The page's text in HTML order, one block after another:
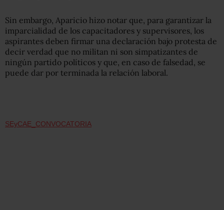
Sin embargo, Aparicio hizo notar que, para garantizar la
imparcialidad de los capacitadores y supervisores, los
aspirantes deben firmar una declaración bajo protesta de
decir verdad que no militan ni son simpatizantes de
ningún partido políticos y que, en caso de falsedad, se
puede dar por terminada la relación laboral.
SEyCAE_CONVOCATORIA